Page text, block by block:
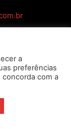
a
preferências
concorda com a